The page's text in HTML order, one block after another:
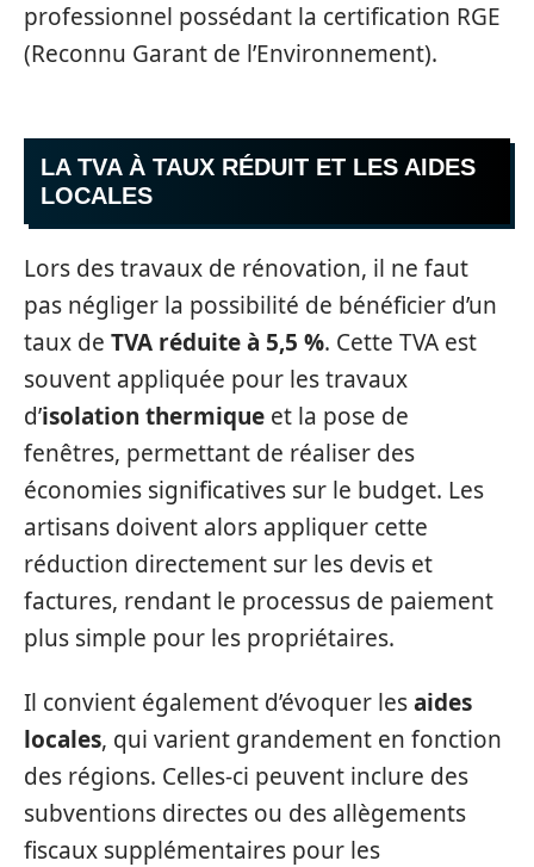
professionnel possédant la certification RGE
(Reconnu Garant de l’Environnement).
LA TVA À TAUX RÉDUIT ET LES AIDES
LOCALES
Lors des travaux de rénovation, il ne faut
pas négliger la possibilité de bénéficier d’un
taux de TVA réduite à 5,5 %. Cette TVA est
souvent appliquée pour les travaux
d’isolation thermique et la pose de
fenêtres, permettant de réaliser des
économies significatives sur le budget. Les
artisans doivent alors appliquer cette
réduction directement sur les devis et
factures, rendant le processus de paiement
plus simple pour les propriétaires.
Il convient également d’évoquer lesaides
locales, qui varient grandement en fonction
des régions. Celles-ci peuvent inclure des
subventions directes ou des allègements
fiscaux supplémentaires pour les